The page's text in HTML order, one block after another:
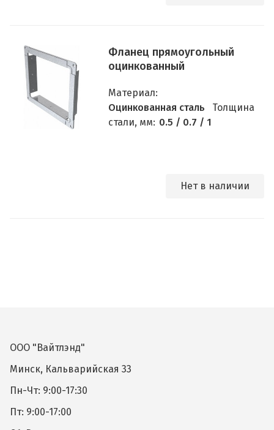
Фланец прямоугольный
оцинкованный
Материал:
Оцинкованная сталь
Толщина
стали, мм: 0.5 / 0.7 / 1
Нет в наличии
ООО "Вайтлэнд"
Минск, Кальварийская 33
Пн-Чт: 9:00-17:30
Пт: 9:00-17:00